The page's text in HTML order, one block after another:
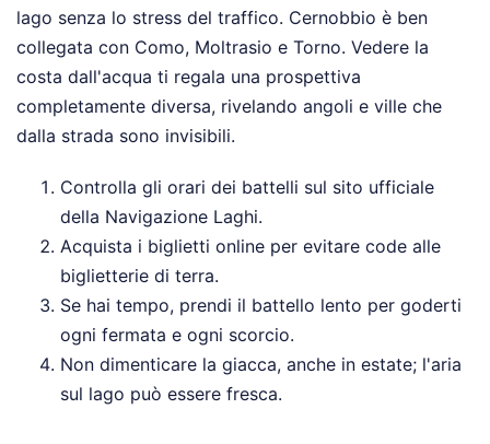
lago senza lo stress del traffico. Cernobbio è ben
collegata con Como, Moltrasio e Torno. Vedere la
costa dall'acqua ti regala una prospettiva
completamente diversa, rivelando angoli e ville che
dalla strada sono invisibili.
Controlla gli orari dei battelli sul sito ufficiale
della Navigazione Laghi.
Acquista i biglietti online per evitare code alle
biglietterie di terra.
Se hai tempo, prendi il battello lento per goderti
ogni fermata e ogni scorcio.
Non dimenticare la giacca, anche in estate; l'aria
sul lago può essere fresca.